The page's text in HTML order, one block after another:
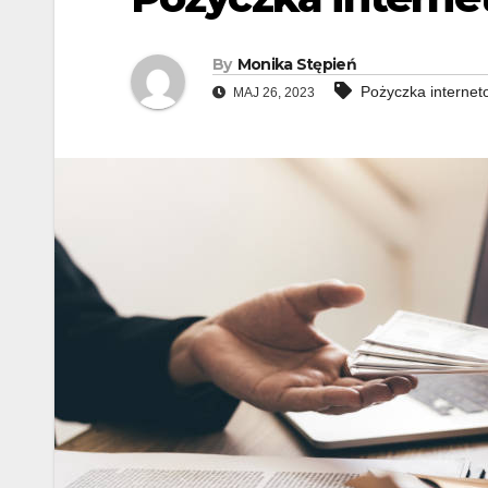
By Monika Stępień
MAJ 26, 2023 Pożyczka